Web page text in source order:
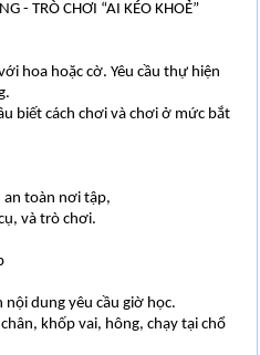
- TRÒ CHƠI “AI KÉO KHOẺ”
hoa hoặc cờ. Yêu cầu thự hiện
biết cách chơi và chơi ở mức bắt
an toàn nơi tập,
và trò chơi.
dung yêu cầu giờ học.
khốp vai, hông, chạy tại chổ